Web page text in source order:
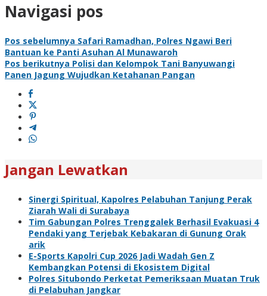
Navigasi pos
Pos sebelumnya Safari Ramadhan, Polres Ngawi Beri
Bantuan ke Panti Asuhan Al Munawaroh
Pos berikutnya Polisi dan Kelompok Tani Banyuwangi
Panen Jagung Wujudkan Ketahanan Pangan
Jangan Lewatkan
Sinergi Spiritual, Kapolres Pelabuhan Tanjung Perak
Ziarah Wali di Surabaya
Tim Gabungan Polres Trenggalek Berhasil Evakuasi 4
Pendaki yang Terjebak Kebakaran di Gunung Orak
arik
E-Sports Kapolri Cup 2026 Jadi Wadah Gen Z
Kembangkan Potensi di Ekosistem Digital
Polres Situbondo Perketat Pemeriksaan Muatan Truk
di Pelabuhan Jangkar